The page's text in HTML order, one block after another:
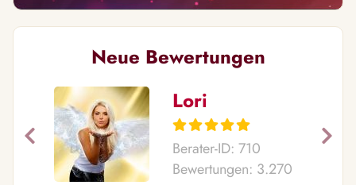
Neue Bewertungen
Lori
Berater-ID: 710
Bewertungen: 3.270